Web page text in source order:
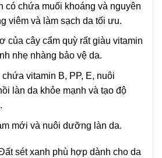
có chứa muối khoáng và nguyên
viêm và làm sạch da tối ưu.
của cây cẩm quỳ rất giàu vitamin
nhẹ nhàng bảo vệ da.
chứa vitamin B, PP, E, nuôi
làn da khỏe mạnh và tạo độ
mới và nuôi dưỡng làn da.
sét xanh phù hợp dành cho da